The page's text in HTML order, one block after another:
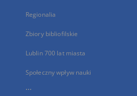
Regionalia
Zbiory bibliofilskie
Lublin 700 lat miasta
Społeczny wpływ nauki
...